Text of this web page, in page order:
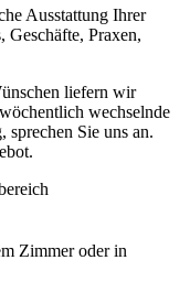
Ausstattung Ihrer
Geschäfte, Praxen,
liefern wir
wechselnde
sprechen Sie uns an.
Zimmer oder in